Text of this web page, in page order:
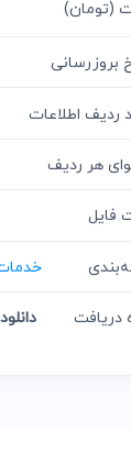
(تومان)
بروزرسانی
ردیف اطلاعات
هر ردیف
فایل
خدمات
دریافت